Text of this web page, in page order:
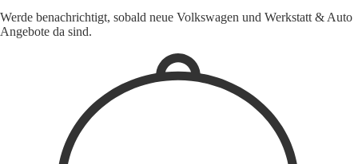
Werde benachrichtigt, sobald neue Volkswagen und Werkstatt & Auto
Angebote da sind.